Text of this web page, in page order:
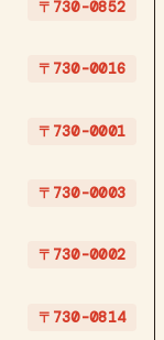
〒730-0852
〒730-0016
〒730-0001
〒730-0003
〒730-0002
〒730-0814